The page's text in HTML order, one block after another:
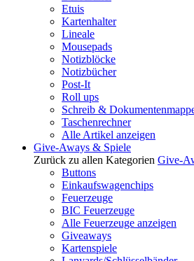
Etuis
Kartenhalter
Lineale
Mousepads
Notizblöcke
Notizbücher
Post-It
Roll ups
Schreib &
Taschenrechner
Alle Artikel anzeigen
Give-Aways & Spiele
Zurück zu allen Kategorien Give-
Buttons
Einkaufswagenchips
Feuerzeuge
BIC Feuerzeuge
Alle Feuerzeuge anzeigen
Giveaways
Kartenspiele